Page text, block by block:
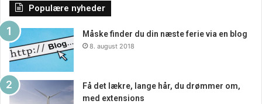
Populære nyheder
Måske finder du din næste ferie via en blog
8. august 2018
Få det lækre, lange hår, du drømmer om,
med extensions